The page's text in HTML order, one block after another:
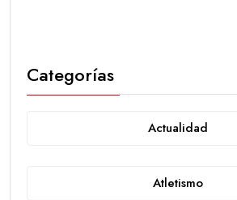
Categorías
Actualidad
Atletismo